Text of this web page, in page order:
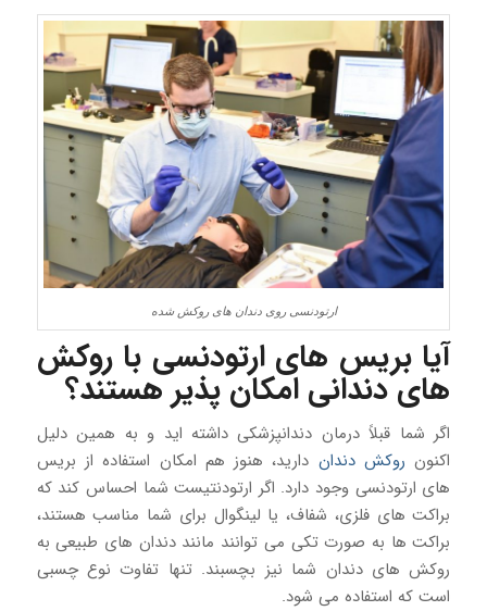
ارتودنسی روی دندان های روکش شده
آیا بریس های ارتودنسی با روکش
های دندانی امکان پذیر هستند؟
اگر شما قبلاً درمان دندانپزشکی داشته اید و به همین دلیل
اکنون روکش دندان دارید، هنوز هم امکان استفاده از بریس
های ارتودنسی وجود دارد. اگر ارتودنتیست شما احساس کند که
براکت های فلزی، شفاف، یا لینگوال برای شما مناسب هستند،
براکت ها به صورت تکی می توانند مانند دندان های طبیعی به
روکش های دندان شما نیز بچسبند. تنها تفاوت نوع چسبی
است که استفاده می شود.